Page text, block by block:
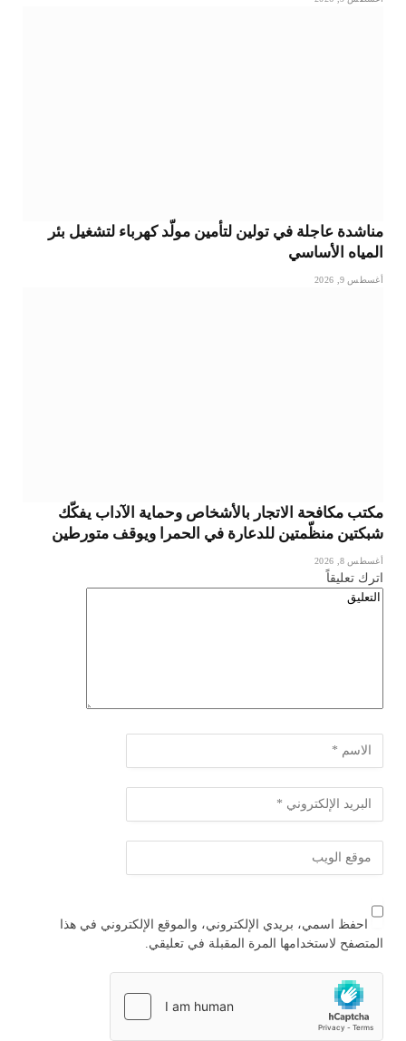
مناشدة عاجلة في تولين لتأمين مولّد كهرباء لتشغيل بئر
المياه الأساسي
أغسطس 9, 2026
مكتب مكافحة الاتجار بالأشخاص وحماية الآداب يفكّك
شبكتين منظّمتين للدعارة في الحمرا ويوقف متورطين
أغسطس 8, 2026
اترك تعليقاً
احفظ اسمي، بريدي الإلكتروني، والموقع الإلكتروني في هذا
المتصفح لاستخدامها المرة المقبلة في تعليقي.